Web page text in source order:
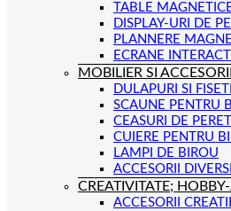
TABLE
DISPLAY-URI DE
PLANNERE
ECRANE
MOBILIER SI
DULAPURI SI
SCAUNE PENTRU
CEASURI DE
CUIERE PENTRU
LAMPI DE BIROU
ACCESORII
CREATIVITATE;
ACCESORII